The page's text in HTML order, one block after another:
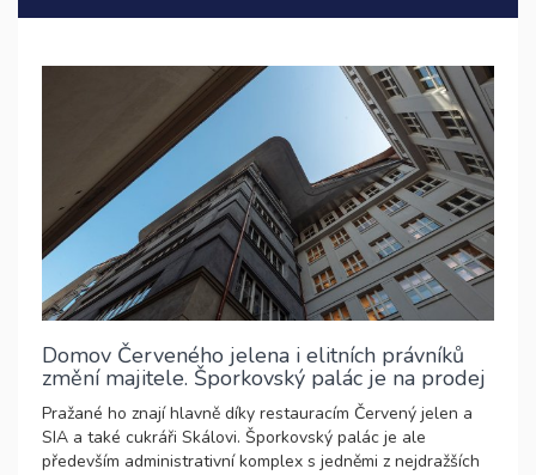
Domov Červeného jelena i elitních právníků
změní majitele. Šporkovský palác je na prodej
Pražané ho znají hlavně díky restauracím Červený jelen a
SIA a také cukráři Skálovi. Šporkovský palác je ale
především administrativní komplex s jedněmi z nejdražších